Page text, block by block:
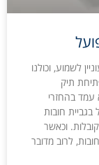
לשמוע, וכולנו
תיק
בהחזרי
חובות
וכאשר
לרוב מדובר